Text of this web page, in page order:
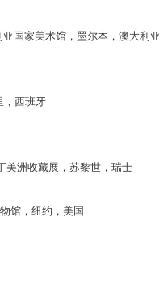
亚国家美术馆，墨尔本，澳大利亚
，西班牙
美洲收藏展，苏黎世，瑞士
馆，纽约，美国